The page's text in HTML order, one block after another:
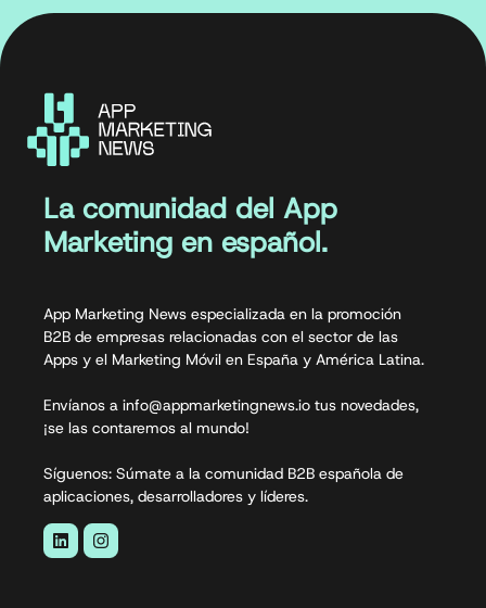
La comunidad del App
Marketing en español.
App Marketing News especializada en la promoción
B2B de empresas relacionadas con el sector de las
Apps y el Marketing Móvil en España y América Latina.
Envíanos a info@appmarketingnews.io tus novedades,
¡se las contaremos al mundo!
Síguenos: Súmate a la comunidad B2B española de
aplicaciones, desarrolladores y líderes.